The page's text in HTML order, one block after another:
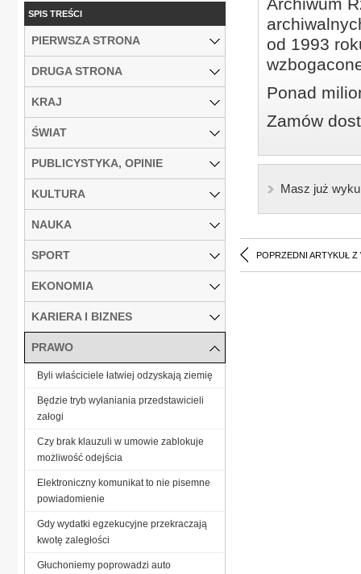
od 1993
Ponad
Zamów
Masz już
POPRZEDNI ARTYKUŁ Z
SPIS TREŚCI
PIERWSZA STRONA
DRUGA STRONA
KRAJ
ŚWIAT
PUBLICYSTYKA, OPINIE
KULTURA
NAUKA
SPORT
EKONOMIA
KARIERA I BIZNES
PRAWO
Byli właściciele łatwiej odzyskają ziemię
Będzie tryb wyłaniania przedstawicieli
załogi
Czy brak klauzuli w umowie zablokuje
możliwość odejścia
Elektroniczny komunikat to nie pisemne
powiadomienie
Gdy wydatki egzekucyjne przekraczają
kwotę zaległości
Głuchoniemy poprowadzi auto